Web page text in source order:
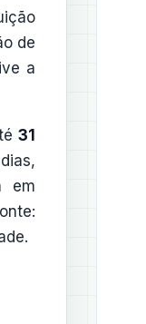
de
a
31
em